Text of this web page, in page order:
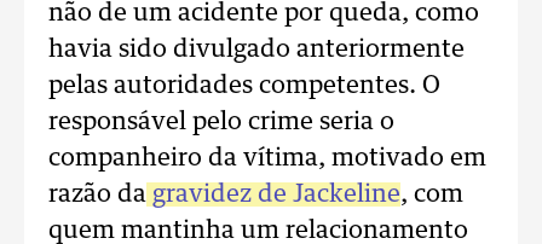
não de um acidente por queda, como
havia sido divulgado anteriormente
pelas autoridades competentes. O
responsável pelo crime seria o
companheiro da vítima, motivado em
razão da gravidez de Jackeline, com
quem mantinha um relacionamento